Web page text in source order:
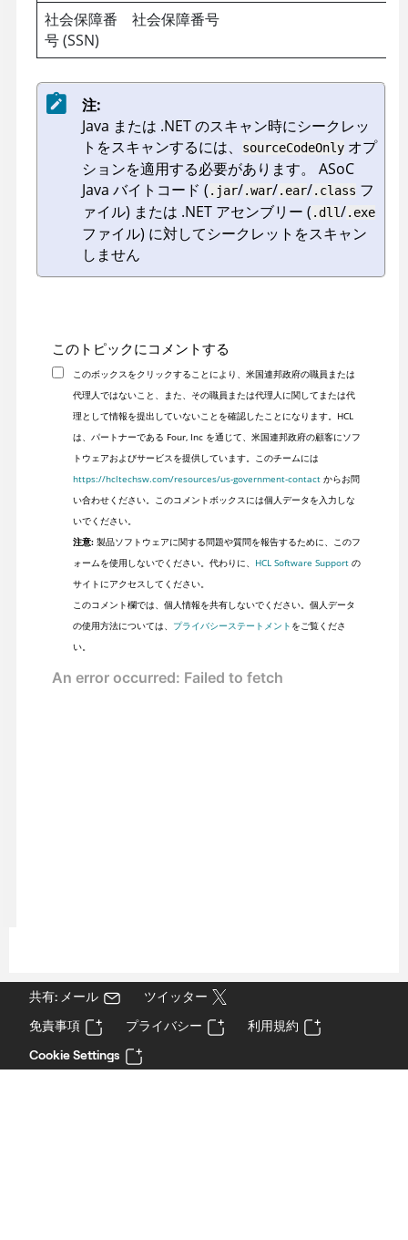
社会保障番
号 (SSN)
社会保障番号
注:
Java または .NET のスキャン時にシークレッ
トをスキャンするには、
sourceCodeOnly オプ
ションを適用する必要があります。 ASoC
Java バイトコード ( .jar/.war/.ear/.class フ
ァイル) または .NET アセンブリー ( .dll/.exe
ファイル) に対してシークレットをスキャン
しません
このトピックにコメントする
このボックスをクリックすることにより、米国連邦政府の職員または
代理人ではないこと、また、その職員または代理人に関してまたは代
理として情報を提出していないことを確認したことになります。HCL
は、パートナーである Four, Inc を通じて、米国連邦政府の顧客にソフ
トウェアおよびサービスを提供しています。このチームには
https://hcltechsw.com/resources/us-government-contactからお問
い合わせください。このコメントボックスには個人データを入力しな
いでください。
注意:製品ソフトウェアに関する問題や質問を報告するために、このフ
ォームを使用しないでください。代わりに、
HCL Software Supportの
サイトにアクセスしてください。
このコメント欄では、個人情報を共有しないでください。個人データ
の使用方法については、
プライバシーステートメント をご覧くださ
い。
共有: メール
ツイッター
免責事項
プライバシー
利用規約
Cookie Settings